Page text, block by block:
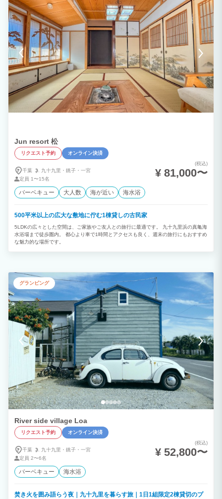
Jun resort 松
リクエスト予約 オンライン決済
千葉 九十九里・ 銚子・ 一宮
定員 1〜15名
(税込)
¥ 81,000〜
バーベキュー 大人数 海が近い 海水浴
500平米以上の広大な敷地に佇む1棟貸しの古民家
5LDKの広々とした空間は、ご家族やご友人との旅行に最適です。 九十九里浜の真亀海
水浴場まで徒歩圏内。 都心より車で1時間とアクセスも良く、週末の旅行にもおすすめ
な魅力的な場所です。
グランピング
River side village Loa
リクエスト予約 オンライン決済
千葉 九十九里・ 銚子・ 一宮
定員 2〜6名
(税込)
¥ 52,800〜
バーベキュー 海水浴
焚き火を囲み語らう夜｜九十九里を暮らす旅｜1日1組限定2棟貸切のプ